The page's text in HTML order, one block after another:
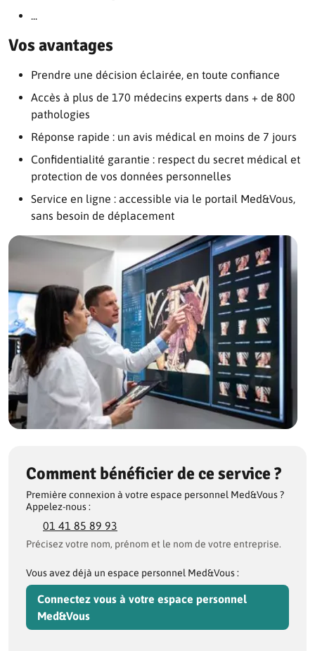
...
Vos avantages
Prendre une décision éclairée, en toute confiance
Accès à plus de 170 médecins experts dans + de 800
pathologies
Réponse rapide : un avis médical en moins de 7 jours
Confidentialité garantie : respect du secret médical et
protection de vos données personnelles
Service en ligne : accessible via le portail Med&Vous,
sans besoin de déplacement
Comment bénéficier de ce service ?
Première connexion à votre espace personnel Med&Vous ?
Appelez-nous :
01 41 85 89 93
Précisez votre nom, prénom et le nom de votre entreprise.
Vous avez déjà un espace personnel Med&Vous :
Connectez vous à votre espace personnel
Med&Vous